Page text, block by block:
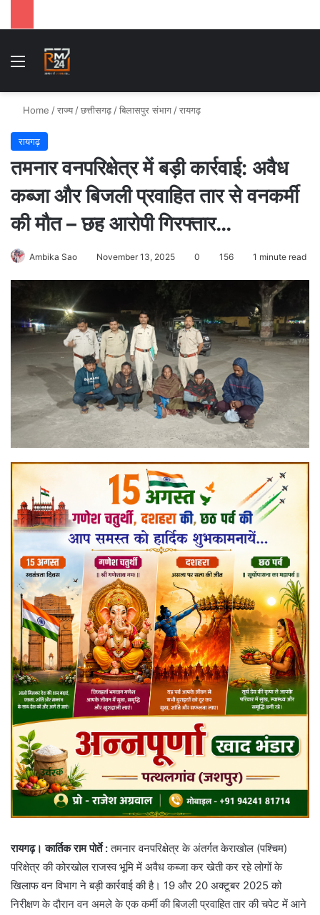
Menu
Home /राज्य /छत्तीसगढ़ /बिलासपुर संभाग /रायगढ़
रायगढ़
तमनार वनपरिक्षेत्र में बड़ी कार्रवाई: अवैध
कब्जा और बिजली प्रवाहित तार से वनकर्मी
की मौत – छह आरोपी गिरफ्तार…
Ambika Sao November 13, 2025 0 156 1 minute read
रायगढ़। कार्तिक राम पोर्ते :तमनार वनपरिक्षेत्र के अंतर्गत केराखोल (पश्चिम)
परिक्षेत्र की कोरखोल राजस्व भूमि में अवैध कब्जा कर खेती कर रहे लोगों के
खिलाफ वन विभाग ने बड़ी कार्रवाई की है। 19 और 20 अक्टूबर 2025 को
निरीक्षण के दौरान वन अमले के एक कर्मी की बिजली प्रवाहित तार की चपेट में आने